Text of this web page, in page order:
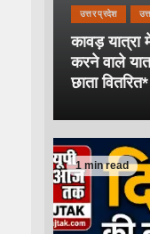
उत्तर प्रदेश
कावड़
करने वाले
छाता वितरित*
1 min read